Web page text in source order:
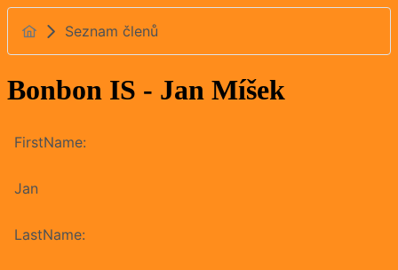
Seznam členů
Bonbon IS - Jan Míšek
FirstName:
Jan
LastName: